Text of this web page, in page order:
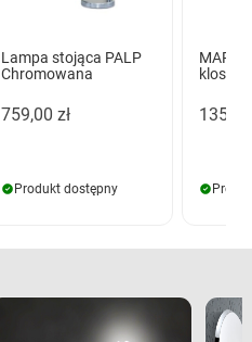
Lampa stojąca PALP
Chromowana
759,00 zł
Produkt dostępny
klosz
135,00